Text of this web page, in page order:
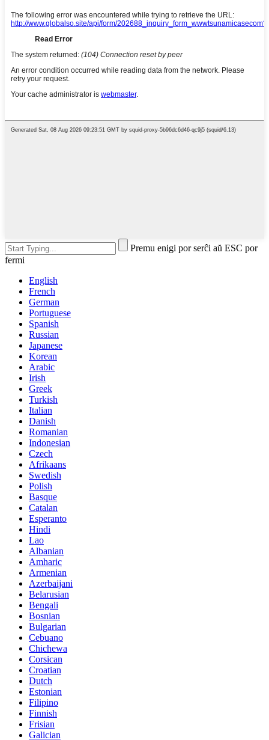
Premu enigi por serĉi aŭ ESC por
fermi
English
French
German
Portuguese
Spanish
Russian
Japanese
Korean
Arabic
Irish
Greek
Turkish
Italian
Danish
Romanian
Indonesian
Czech
Afrikaans
Swedish
Polish
Basque
Catalan
Esperanto
Hindi
Lao
Albanian
Amharic
Armenian
Azerbaijani
Belarusian
Bengali
Bosnian
Bulgarian
Cebuano
Chichewa
Corsican
Croatian
Dutch
Estonian
Filipino
Finnish
Frisian
Galician